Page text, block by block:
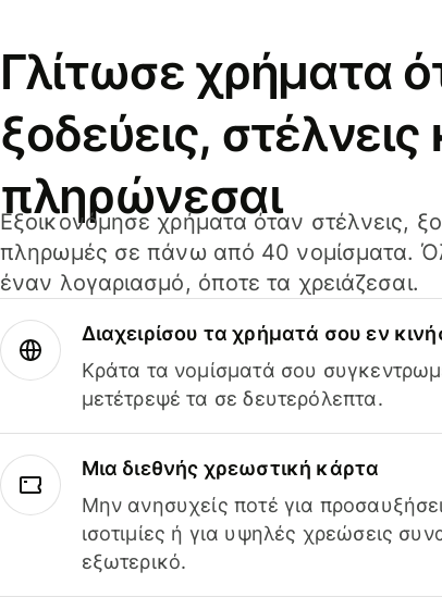
Γλίτωσε χρήματα
ξοδεύεις, στέλνεις
πληρώνεσαι
Εξοικονόμησε χρήματα όταν στέλνεις,
πληρωμές σε πάνω από 40 νομίσματα.
έναν λογαριασμό, όποτε τα χρειάζεσαι.
Διαχειρίσου τα χρήματά σου εν
Κράτα τα νομίσματά σου
μετέτρεψέ τα σε δευτερόλεπτα.
Μια διεθνής χρεωστική κάρτα
Μην ανησυχείς ποτέ για
ισοτιμίες ή για υψηλές χρεώσεις
εξωτερικό.